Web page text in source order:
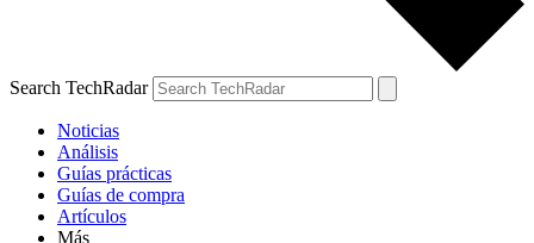
Search TechRadar
Noticias
Análisis
Guías prácticas
Guías de compra
Artículos
Más